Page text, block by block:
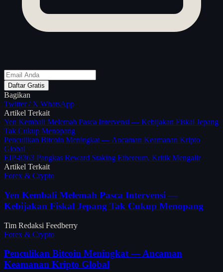
Daftar Gratis
Bagikan
Twitter / X WhatsApp
Artikel Terkait
Yen Kembali Melemah Pasca Intervensi — Kebijakan Fiskal Jepang
Tak Cukup Menopang
Penculikan Bitcoin Meningkat — Ancaman Keamanan Kripto
Global
EIP-8363 Pangkas Reward Staking Ethereum, Kritik Mengalir
Artikel Terkait
Forex & Crypto
Yen Kembali Melemah Pasca Intervensi —
Kebijakan Fiskal Jepang Tak Cukup Menopang
Tim Redaksi Feedberry
Forex & Crypto
Penculikan Bitcoin Meningkat — Ancaman
Keamanan Kripto Global